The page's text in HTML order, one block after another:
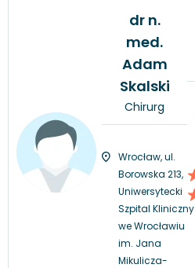
dr n.
med.
Adam
Skalski
Chirurg
Wrocław, ul.
Borowska 213,
Uniwersytecki
Szpital Kliniczny
we Wrocławiu
im. Jana
Mikulicza-